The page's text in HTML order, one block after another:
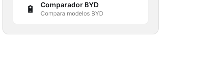
🔋 Comparador BYD
Compara modelos BYD